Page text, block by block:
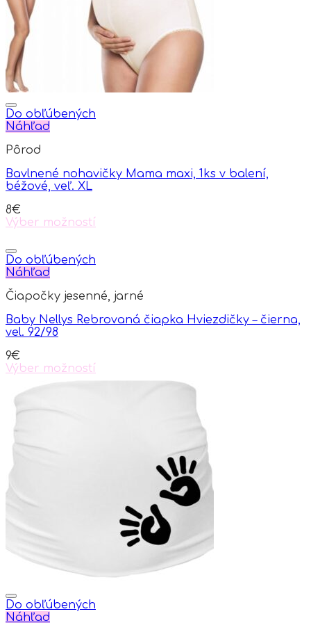
on
the
product
page
Do obľúbených
Náhľad
Pôrod
Bavlnené nohavičky Mama maxi, 1ks v balení,
béžové, veľ. XL
8€
Výber možností
product
has
multiple
The
may
be
on
the
product
page
Do obľúbených
Náhľad
Čiapočky jesenné, jarné
Baby Nellys Rebrovaná čiapka Hviezdičky – čierna,
vel. 92/98
9€
Výber možností
product
has
variants.
The
may
chosen
product
Do obľúbených
Náhľad